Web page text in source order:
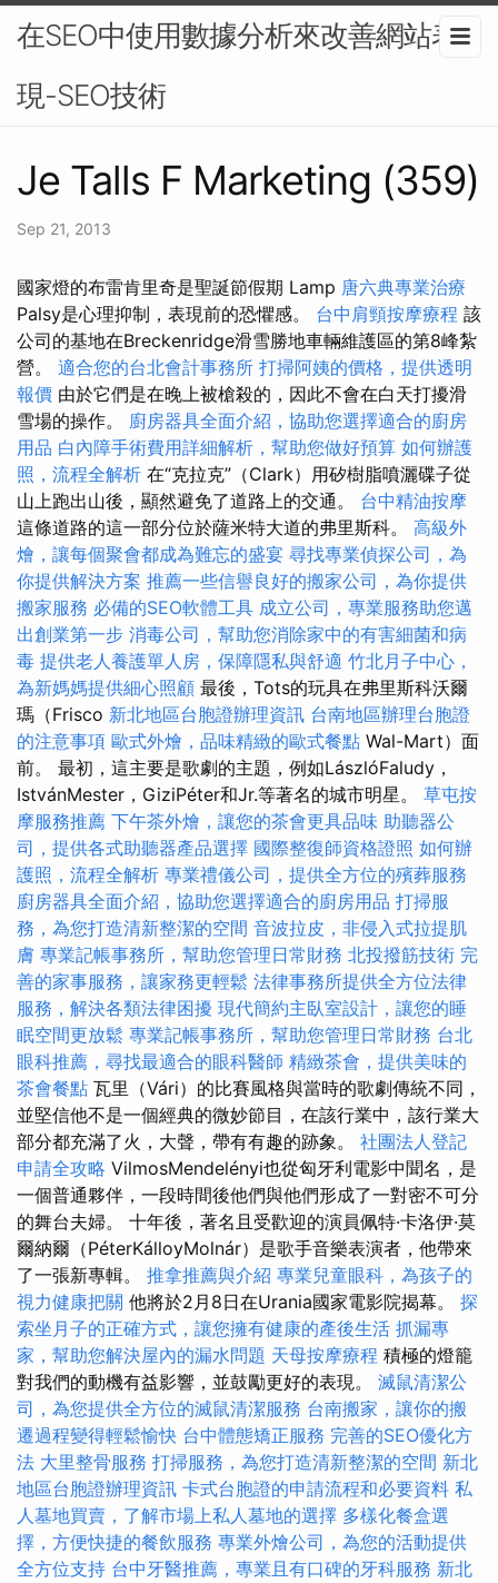
在SEO中使用數據分析來改善網站表
現-SEO技術
Je Talls F Marketing (359)
Sep 21, 2013
國家燈的布雷肯里奇是聖誕節假期 Lamp 唐六典專業治療
Palsy是心理抑制，表現前的恐懼感。 台中肩頸按摩療程 該
公司的基地在Breckenridge滑雪勝地車輛維護區的第8峰紮
營。 適合您的台北會計事務所 打掃阿姨的價格，提供透明
報價 由於它們是在晚上被槍殺的，因此不會在白天打擾滑
雪場的操作。 廚房器具全面介紹，協助您選擇適合的廚房
用品 白內障手術費用詳細解析，幫助您做好預算 如何辦護
照，流程全解析 在“克拉克”（Clark）用矽樹脂噴灑碟子從
山上跑出山後，顯然避免了道路上的交通。 台中精油按摩
這條道路的這一部分位於薩米特大道的弗里斯科。 高級外
燴，讓每個聚會都成為難忘的盛宴 尋找專業偵探公司，為
你提供解決方案 推薦一些信譽良好的搬家公司，為你提供
搬家服務 必備的SEO軟體工具 成立公司，專業服務助您邁
出創業第一步 消毒公司，幫助您消除家中的有害細菌和病
毒 提供老人養護單人房，保障隱私與舒適 竹北月子中心，
為新媽媽提供細心照顧 最後，Tots的玩具在弗里斯科沃爾
瑪（Frisco 新北地區台胞證辦理資訊 台南地區辦理台胞證
的注意事項 歐式外燴，品味精緻的歐式餐點 Wal-Mart）面
前。 最初，這主要是歌劇的主題，例如LászlóFaludy，
IstvánMester，GiziPéter和Jr.等著名的城市明星。 草屯按
摩服務推薦 下午茶外燴，讓您的茶會更具品味 助聽器公
司，提供各式助聽器產品選擇 國際整復師資格證照 如何辦
護照，流程全解析 專業禮儀公司，提供全方位的殯葬服務
廚房器具全面介紹，協助您選擇適合的廚房用品 打掃服
務，為您打造清新整潔的空間 音波拉皮，非侵入式拉提肌
膚 專業記帳事務所，幫助您管理日常財務 北投撥筋技術 完
善的家事服務，讓家務更輕鬆 法律事務所提供全方位法律
服務，解決各類法律困擾 現代簡約主臥室設計，讓您的睡
眠空間更放鬆 專業記帳事務所，幫助您管理日常財務 台北
眼科推薦，尋找最適合的眼科醫師 精緻茶會，提供美味的
茶會餐點 瓦里（Vári）的比賽風格與當時的歌劇傳統不同，
並堅信他不是一個經典的微妙節目，在該行業中，該行業大
部分都充滿了火，大聲，帶有有趣的跡象。 社團法人登記
申請全攻略 VilmosMendelényi也從匈牙利電影中聞名，是
一個普通夥伴，一段時間後他們與他們形成了一對密不可分
的舞台夫婦。 十年後，著名且受歡迎的演員佩特·卡洛伊·莫
爾納爾（PéterKálloyMolnár）是歌手音樂表演者，他帶來
了一張新專輯。 推拿推薦與介紹 專業兒童眼科，為孩子的
視力健康把關 他將於2月8日在Urania國家電影院揭幕。 探
索坐月子的正確方式，讓您擁有健康的產後生活 抓漏專
家，幫助您解決屋內的漏水問題 天母按摩療程 積極的燈籠
對我們的動機有益影響，並鼓勵更好的表現。 滅鼠清潔公
司，為您提供全方位的滅鼠清潔服務 台南搬家，讓你的搬
遷過程變得輕鬆愉快 台中體態矯正服務 完善的SEO優化方
法 大里整骨服務 打掃服務，為您打造清新整潔的空間 新北
地區台胞證辦理資訊 卡式台胞證的申請流程和必要資料 私
人墓地買賣，了解市場上私人墓地的選擇 多樣化餐盒選
擇，方便快捷的餐飲服務 專業外燴公司，為您的活動提供
全方位支持 台中牙醫推薦，專業且有口碑的牙科服務 新北